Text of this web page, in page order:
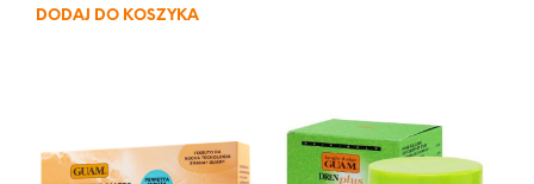
DODAJ DO KOSZYKA